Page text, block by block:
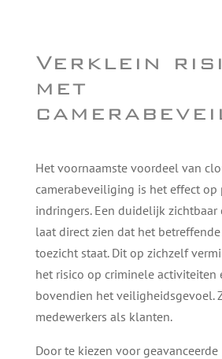
Verklein
met
Het voornaamste voordeel van
camerabeveiliging is het effect
indringers. Een duidelijk zichtbaar
laat direct zien dat het
toezicht staat. Dit op zichzelf
het risico op criminele activiteiten
bovendien het veiligheidsgevoel.
medewerkers als klanten.
Door te kiezen voor geavanceerde